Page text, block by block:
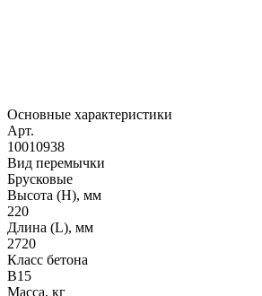
Основные характеристики
Арт.
10010938
Вид перемычки
Брусковые
Высота (H), мм
220
Длина (L), мм
2720
Класс бетона
B15
Масса, кг